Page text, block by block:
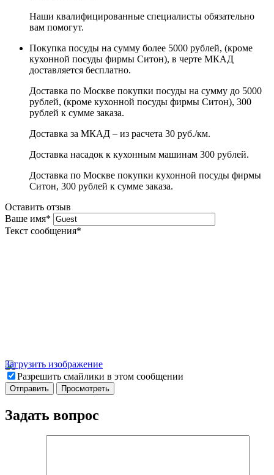
Наши квалифицированные специалисты обязательно
вам помогут.
Покупка посуды на сумму более 5000 рублей, (кроме
кухонной посуды фирмы Ситон), в черте МКАД
доставляется бесплатно.
Доставка по Москве покупки посуды на сумму до 5000
рублей, (кроме кухонной посуды фирмы Ситон), 300
рублей к сумме заказа.
Доставка за МКАД – из расчета 30 руб./км.
Доставка насадок к кухонным машинам 300 рублей.
Доставка по Москве покупки кухонной посуды фирмы
Ситон, 300 рублей к сумме заказа.
Оставить отзыв
Ваше имя*
Текст сообщения*
Загрузить изображение
Разрешить смайлики в этом сообщении
Задать вопрос